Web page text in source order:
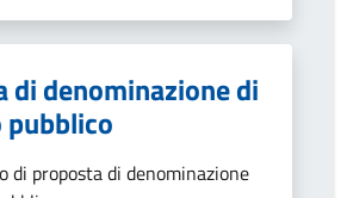
di denominazione di
pubblico
di proposta di denominazione